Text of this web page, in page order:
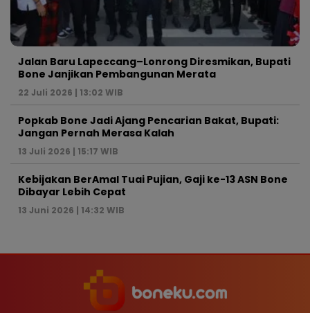
Jalan Baru Lapeccang–Lonrong Diresmikan, Bupati
Bone Janjikan Pembangunan Merata
22 Juli 2026 | 13:02 WIB
Popkab Bone Jadi Ajang Pencarian Bakat, Bupati:
Jangan Pernah Merasa Kalah
13 Juli 2026 | 15:17 WIB
Kebijakan BerAmal Tuai Pujian, Gaji ke-13 ASN Bone
Dibayar Lebih Cepat
13 Juni 2026 | 14:32 WIB